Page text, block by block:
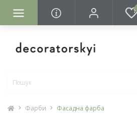
Фарби Фасадна фарба